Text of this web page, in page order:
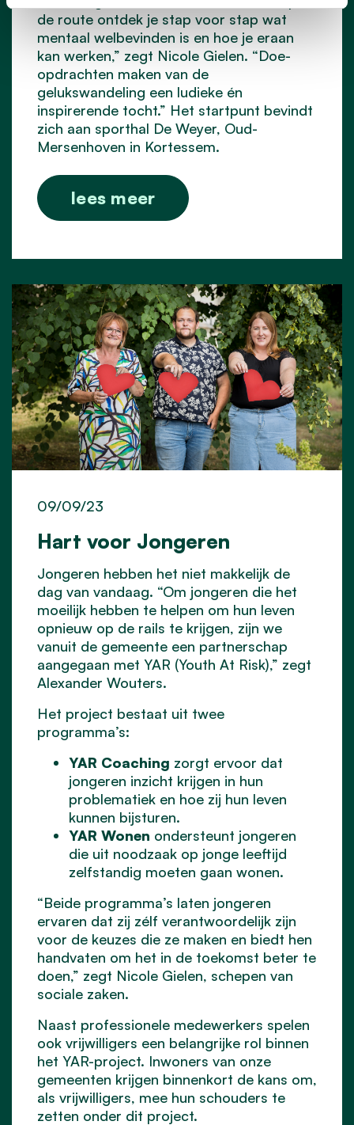
de route ontdek je stap voor stap wat
mentaal welbevinden is en hoe je eraan
kan werken,” zegt Nicole Gielen. “Doe-
opdrachten maken van de
gelukswandeling een ludieke én
inspirerende tocht.” Het startpunt bevindt
zich aan sporthal De Weyer, Oud-
Mersenhoven in Kortessem.
lees meer
Hart voor Jongeren
09/09/23
Jongeren hebben het niet makkelijk de
dag van vandaag. “Om jongeren die het
moeilijk hebben te helpen om hun leven
opnieuw op de rails te krijgen, zijn we
vanuit de gemeente een partnerschap
aangegaan met YAR (Youth At Risk),” zegt
Alexander Wouters.
Het project bestaat uit twee
programma’s:
YAR Coaching zorgt ervoor dat
jongeren inzicht krijgen in hun
problematiek en hoe zij hun leven
kunnen bijsturen.
YAR Wonen ondersteunt jongeren
die uit noodzaak op jonge leeftijd
zelfstandig moeten gaan wonen.
“Beide programma’s laten jongeren
ervaren dat zij zélf verantwoordelijk zijn
voor de keuzes die ze maken en biedt hen
handvaten om het in de toekomst beter te
doen,” zegt Nicole Gielen, schepen van
sociale zaken.
Naast professionele medewerkers spelen
ook vrijwilligers een belangrijke rol binnen
het YAR-project. Inwoners van onze
gemeenten krijgen binnenkort de kans om,
als vrijwilligers, mee hun schouders te
zetten onder dit project.